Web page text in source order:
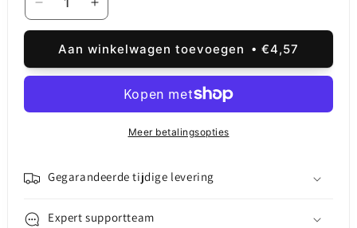
Aantal
voor
Lijm
Cover
Ultra
Service
Aantal
voor
Lijm
Batterij
Cover
Samsung
Ultra
Service
Aan winkelwagen toevoegen €4,57
Meer betalingsopties
Gegarandeerde tijdige levering
Expert supportteam